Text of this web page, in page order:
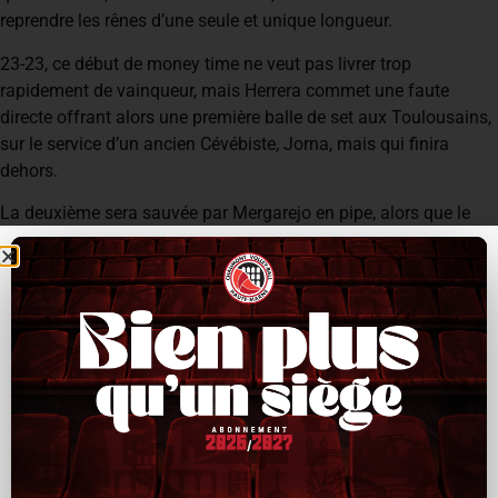
reprendre les rênes d’une seule et unique longueur.
23-23, ce début de money time ne veut pas livrer trop
rapidement de vainqueur, mais Herrera commet une faute
directe offrant alors une première balle de set aux Toulousains,
sur le service d’un ancien Cévébiste, Jorna, mais qui finira
dehors.
La deuxième sera sauvée par Mergarejo en pipe, alors que le
CVB52 reprendra l’ascendant le point d’après sur un service de
Corre, 26-25.
Ils l’emporteront finalement 28-26 dans la douleur.
Relâchement sans